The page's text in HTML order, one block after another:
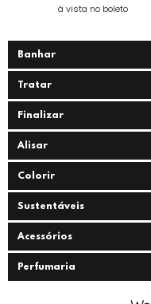
à vista no boleto
Banhar
Tratar
Finalizar
Alisar
Colorir
Sustentáveis
Acessórios
Perfumaria